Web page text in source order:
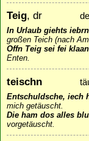
Teig, dr
In Urlaub giehts
großen Teich (nach
Offn Teig sei fei
Enten.
teischn
Entschuldsche, iech
mich getäuscht.
Die ham dos alles
vorgetäuscht.